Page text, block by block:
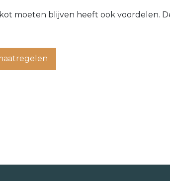
kot moeten blijven heeft ook voordelen.